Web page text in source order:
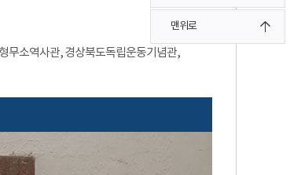
맨위로
무소역사관, 경상북도독립운동기념관,